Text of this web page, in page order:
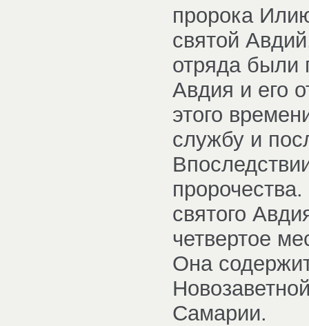
пророка
святой
отряда были
Авдия и его
этого
службу и
святого
четвертое
Она
Самарии.